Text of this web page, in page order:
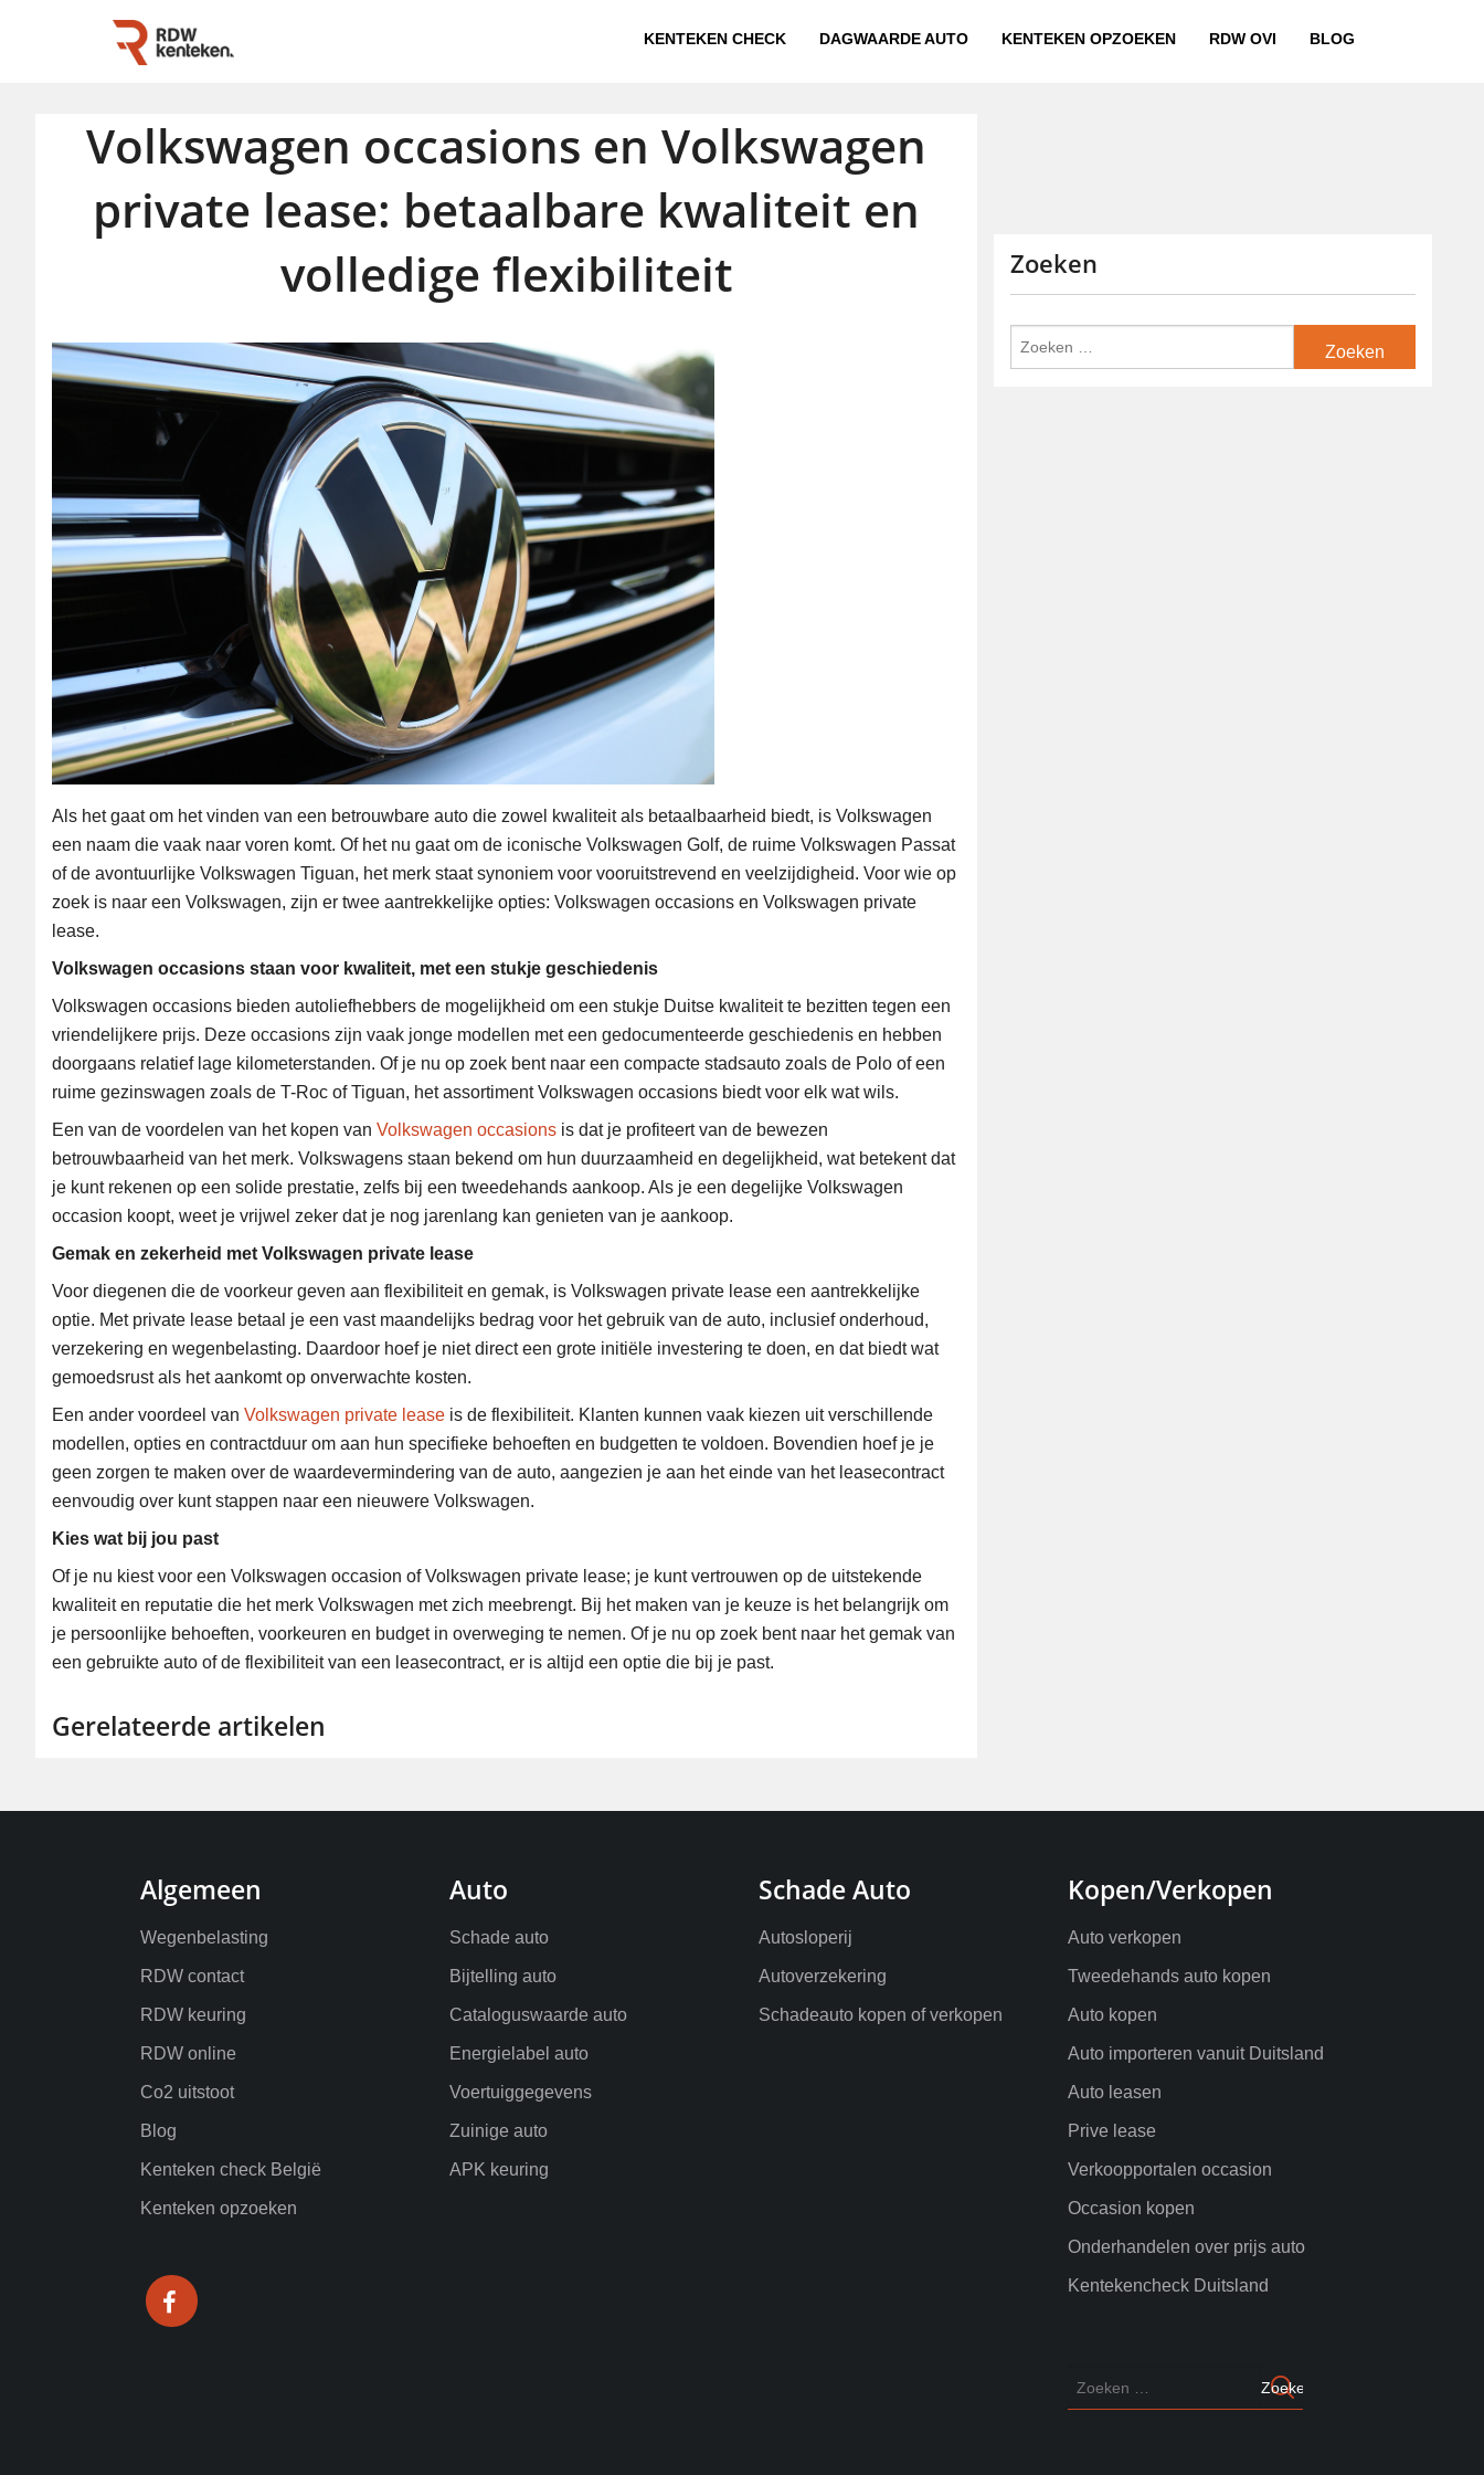
KENTEKEN CHECK DAGWAARDE AUTO KENTEKEN OPZOEKEN RDW OVI BLOG
Volkswagen occasions en Volkswagen
private lease: betaalbare kwaliteit en
volledige flexibiliteit
Als het gaat om het vinden van een betrouwbare auto die zowel kwaliteit als betaalbaarheid biedt, is Volkswagen
een naam die vaak naar voren komt. Of het nu gaat om de iconische Volkswagen Golf, de ruime Volkswagen Passat
of de avontuurlijke Volkswagen Tiguan, het merk staat synoniem voor vooruitstrevend en veelzijdigheid. Voor wie op
zoek is naar een Volkswagen, zijn er twee aantrekkelijke opties: Volkswagen occasions en Volkswagen private
lease.
Volkswagen occasions staan voor kwaliteit, met een stukje geschiedenis
Volkswagen occasions bieden autoliefhebbers de mogelijkheid om een stukje Duitse kwaliteit te bezitten tegen een
vriendelijkere prijs. Deze occasions zijn vaak jonge modellen met een gedocumenteerde geschiedenis en hebben
doorgaans relatief lage kilometerstanden. Of je nu op zoek bent naar een compacte stadsauto zoals de Polo of een
ruime gezinswagen zoals de T-Roc of Tiguan, het assortiment Volkswagen occasions biedt voor elk wat wils.
Een van de voordelen van het kopen van Volkswagen occasions is dat je profiteert van de bewezen
betrouwbaarheid van het merk. Volkswagens staan bekend om hun duurzaamheid en degelijkheid, wat betekent dat
je kunt rekenen op een solide prestatie, zelfs bij een tweedehands aankoop. Als je een degelijke Volkswagen
occasion koopt, weet je vrijwel zeker dat je nog jarenlang kan genieten van je aankoop.
Gemak en zekerheid met Volkswagen private lease
Voor diegenen die de voorkeur geven aan flexibiliteit en gemak, is Volkswagen private lease een aantrekkelijke
optie. Met private lease betaal je een vast maandelijks bedrag voor het gebruik van de auto, inclusief onderhoud,
verzekering en wegenbelasting. Daardoor hoef je niet direct een grote initiële investering te doen, en dat biedt wat
gemoedsrust als het aankomt op onverwachte kosten.
Een ander voordeel van Volkswagen private lease is de flexibiliteit. Klanten kunnen vaak kiezen uit verschillende
modellen, opties en contractduur om aan hun specifieke behoeften en budgetten te voldoen. Bovendien hoef je je
geen zorgen te maken over de waardevermindering van de auto, aangezien je aan het einde van het leasecontract
eenvoudig over kunt stappen naar een nieuwere Volkswagen.
Kies wat bij jou past
Of je nu kiest voor een Volkswagen occasion of Volkswagen private lease; je kunt vertrouwen op de uitstekende
kwaliteit en reputatie die het merk Volkswagen met zich meebrengt. Bij het maken van je keuze is het belangrijk om
je persoonlijke behoeften, voorkeuren en budget in overweging te nemen. Of je nu op zoek bent naar het gemak van
een gebruikte auto of de flexibiliteit van een leasecontract, er is altijd een optie die bij je past.
Gerelateerde artikelen
Zoeken
Algemeen
Wegenbelasting
RDW contact
RDW keuring
RDW online
Co2 uitstoot
Blog
Kenteken check België
Kenteken opzoeken
Auto
Schade auto
Bijtelling auto
Cataloguswaarde auto
Energielabel auto
Voertuiggegevens
Zuinige auto
APK keuring
Schade Auto
Autosloperij
Autoverzekering
Schadeauto kopen of verkopen
Kopen/Verkopen
Auto verkopen
Tweedehands auto kopen
Auto kopen
Auto importeren vanuit Duitsland
Auto leasen
Prive lease
Verkoopportalen occasion
Occasion kopen
Onderhandelen over prijs auto
Kentekencheck Duitsland